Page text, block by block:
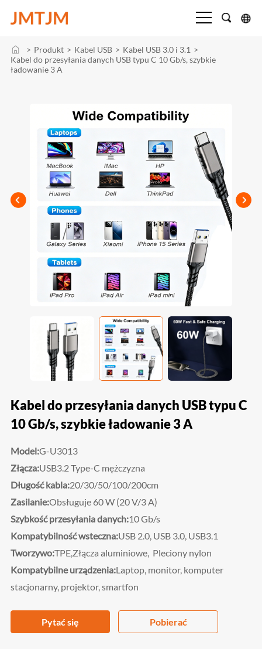
> Produkt > Kabel USB > Kabel USB 3.0 i 3.1 >
Kabel do przesyłania danych USB typu C 10 Gb/s, szybkie
ładowanie 3 A
Kabel do przesyłania danych USB typu C
10 Gb/s, szybkie ładowanie 3 A
Model:G-U3013
Złącza:USB3.2 Type-C mężczyzna
Długość kabla:20/30/50/100/200cm
Zasilanie:Obsługuje 60 W (20 V/3 A)
Szybkość przesyłania danych:10 Gb/s
Kompatybilność wsteczna:USB 2.0, USB 3.0, USB3.1
Tworzywo:TPE, Złącza aluminiowe, Pleciony nylon
Kompatybilne urządzenia:Laptop, monitor, komputer
stacjonarny, projektor, smartfon
Pytać się Pobierać